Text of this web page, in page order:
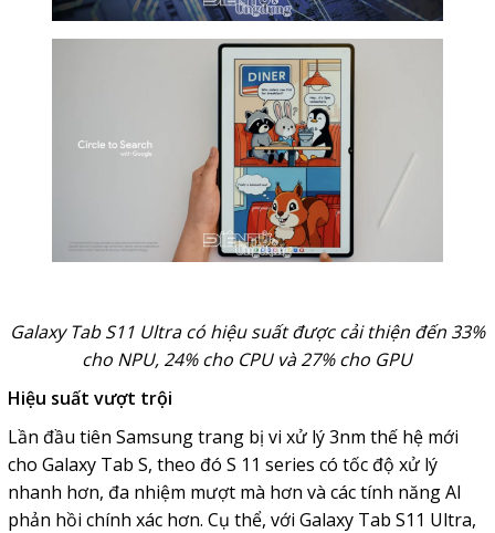
Galaxy Tab S11 Ultra có hiệu suất được cải thiện đến 33%
cho NPU, 24% cho CPU và 27% cho GPU
Hiệu suất vượt trội
Lần đầu tiên Samsung trang bị vi xử lý 3nm thế hệ mới
cho Galaxy Tab S, theo đó S 11 series có tốc độ xử lý
nhanh hơn, đa nhiệm mượt mà hơn và các tính năng AI
phản hồi chính xác hơn. Cụ thể, với Galaxy Tab S11 Ultra,